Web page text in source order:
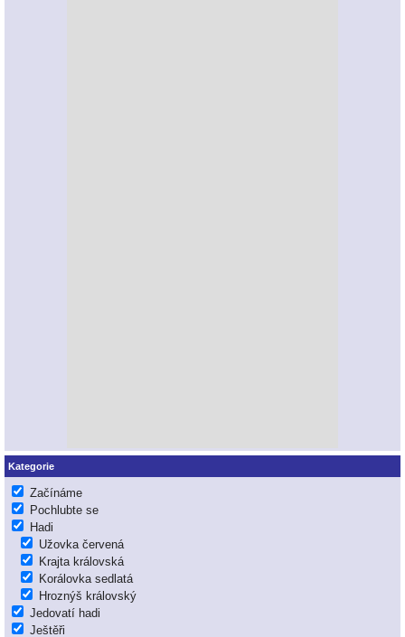
Kategorie
Začínáme
Pochlubte se
Hadi
Užovka červená
Krajta královská
Korálovka sedlatá
Hroznýš královský
Jedovatí hadi
Ještěři